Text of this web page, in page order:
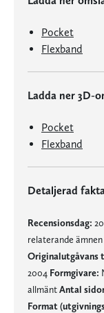
Pocket
Flexband
Ladda ner 3D-
Pocket
Flexband
Detaljerad
Recensionsdag:
relaterande ämnen
Originalutgåvans
2004 Formgivare:
allmäntAntal
Format